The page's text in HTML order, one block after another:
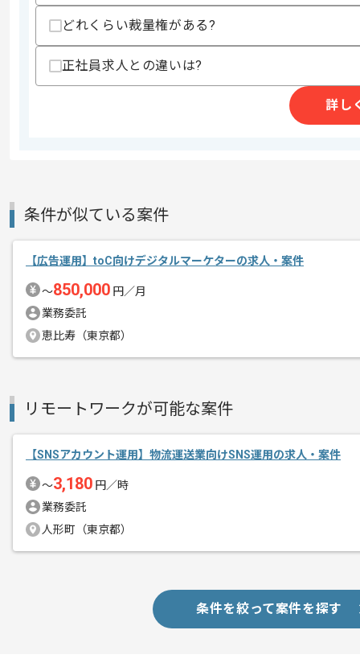
その他募集要項
商談回数
募集人数
作業開始日
2025/10/10
幅広く担当することが可能です。
どれくらい裁量権がある?
正社員求人との違いは?
詳し
条件が似ている案件
【広告運用】toC向けデジタルマーケターの求人・案件
〜850,000 円／月
業務委託
恵比寿（東京都）
リモートワークが可能な案件
【SNSアカウント運用】物流運送業向けSNS運用の求人・案件
〜3,180 円／時
業務委託
人形町（東京都）
条件を絞って案件を探す